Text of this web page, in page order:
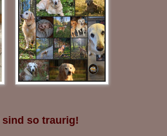
sind so traurig!